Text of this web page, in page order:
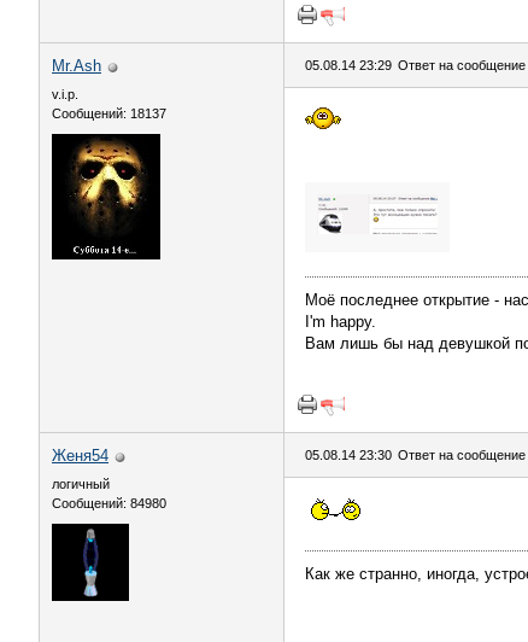
Mr.Ash
v.i.p.
Сообщений: 18137
05.08.14 23:29 Ответ на сообщение
Моё последнее открытие -
I'm happy.
Вам лишь бы над девушкой
Женя54
логичный
Сообщений: 84980
05.08.14 23:30 Ответ на сообщение
Как же странно, иногда,